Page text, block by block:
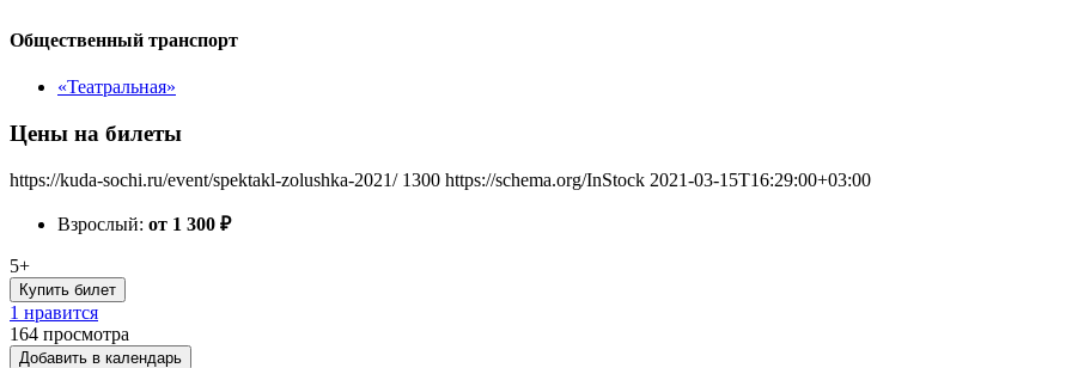
Общественный транспорт
«Театральная»
Цены на билеты
https://kuda-sochi.ru/event/spektakl-zolushka-2021/ 1300 https://schema.org/InStock 2021-03-15T16:29:00+03:00
Взрослый: от 1 300 ₽
5+
Купить билет
1 нравится
164 просмотра
Добавить в календарь